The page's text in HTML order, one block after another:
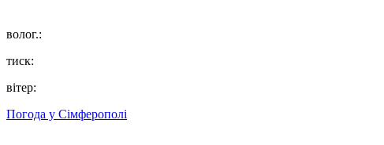
волог.:
тиск:
вітер:
Погода у Сімферополі